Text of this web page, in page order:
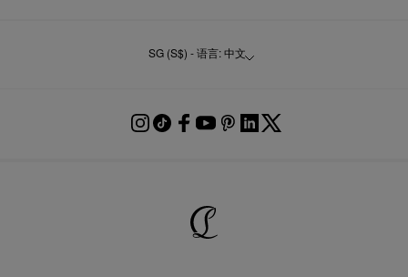
SG (S$) - 语言: 中文